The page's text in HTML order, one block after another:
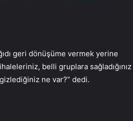
geri dönüşüme vermek yerine
belli gruplara sağladığınız
ne var?” dedi.